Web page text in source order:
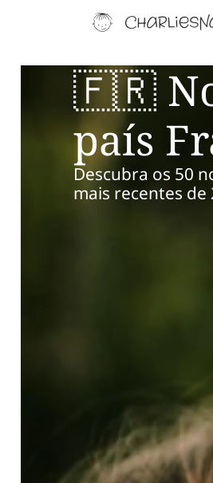
🇫🇷
país
Descubra os 50
mais recentes de